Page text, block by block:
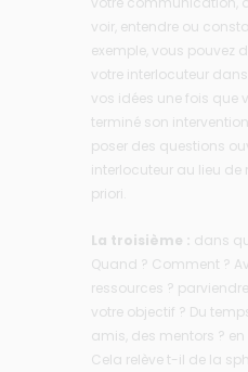
voir, entendre ou
exemple, vous pouvez
votre interlocuteur
vos idées une fois que
terminé son
poser des questions
interlocuteur au lieu de
priori.
La troisième : dans
Quand ? Comment ?
ressources ?
votre objectif ? Du
amis, des mentors ? en
Cela relève t-il de la